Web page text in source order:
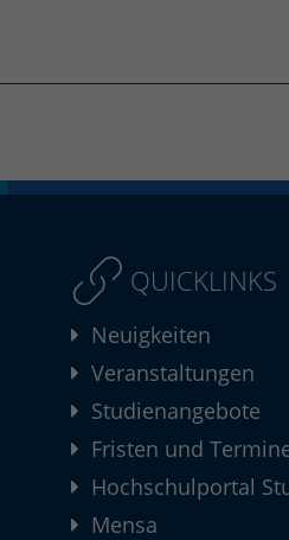
QUICKLINKS
Neuigkeiten
Veranstaltungen
Studienangebote
Fristen und
Hochschulportal
Mensa